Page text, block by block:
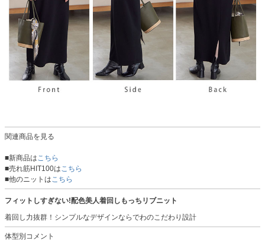
関連商品を見る
■新商品は こちら
■売れ筋HIT100は こちら
■他のニットは こちら
フィットしすぎない!配色美人着回しもっちリブニット
着回し力抜群！シンプルなデザインならでわのこだわり設計
体型別コメント